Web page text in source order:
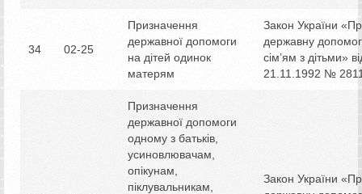
34 02-25
Призначення
державної допомоги
на дітей одинок
матерям
Закон України
державну
сім’ям з дітьми»
21.11.1992 №
Призначення
державної допомоги
одному з батьків,
усиновлювачам,
опікунам,
піклувальникам,
Закон України